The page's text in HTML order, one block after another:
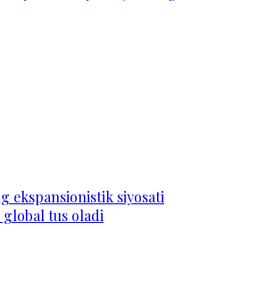
ekspansionistik siyosati
global tus oladi